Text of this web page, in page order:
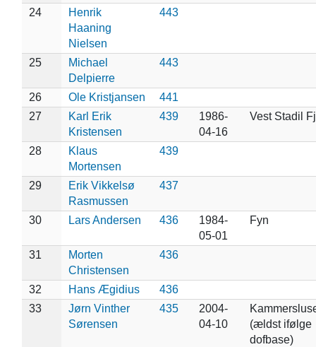
24
Henrik
Haaning
Nielsen
443
25
Michael
Delpierre
443
26 Ole Kristjansen
441
27
Karl Erik
Kristensen
439
1986-
04-16
Vest Stadil
28
Klaus
Mortensen
439
29
Erik Vikkelsø
Rasmussen
437
30 Lars Andersen 436
1984-
05-01
Fyn
31
Morten
Christensen
436
32 Hans Ægidius
436
33
Jørn Vinther
Sørensen
435
2004-
04-10
(ældst ifølge
dofbase)